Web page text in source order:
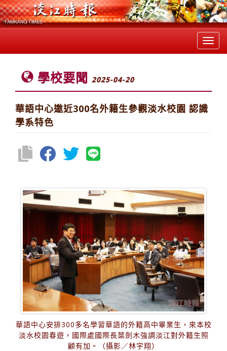
學校要聞 2025-04-20
華語中心邀近300名外籍生參觀淡水校園 認識
學系特色
華語中心安排300多名學習華語的外籍高中畢業生，來本校
淡水校園春遊，國際處國際長葉劍木強調淡江對外籍生照
顧有加。（攝影／林宇翔）